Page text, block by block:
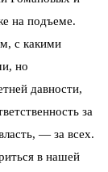
на подъеме.
с какими
но
давности,
за
— за всех.
в нашей